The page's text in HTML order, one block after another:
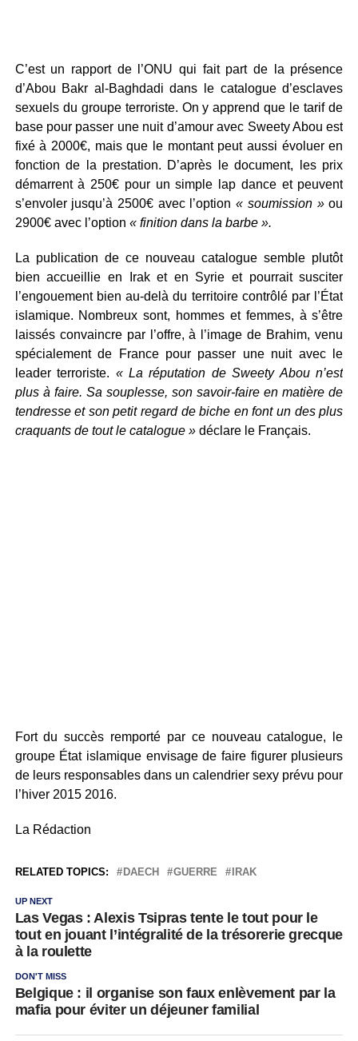
C’est un rapport de l’ONU qui fait part de la présence
d’Abou Bakr al-Baghdadi dans le catalogue d’esclaves
sexuels du groupe terroriste. On y apprend que le tarif de
base pour passer une nuit d’amour avec Sweety Abou est
fixé à 2000€, mais que le montant peut aussi évoluer en
fonction de la prestation. D’après le document, les prix
démarrent à 250€ pour un simple lap dance et peuvent
s’envoler jusqu’à 2500€ avec l’option« soumission »ou
2900€ avec l’option « finition dans la barbe ».
La publication de ce nouveau catalogue semble plutôt
bien accueillie en Irak et en Syrie et pourrait susciter
l’engouement bien au-delà du territoire contrôlé par l’État
islamique. Nombreux sont, hommes et femmes, à s’être
laissés convaincre par l’offre, à l’image de Brahim, venu
spécialement de France pour passer une nuit avec le
leader terroriste. « La réputation de Sweety Abou n’est
plus à faire. Sa souplesse, son savoir-faire en matière de
tendresse et son petit regard de biche en font un des plus
craquants de tout le catalogue »déclare le Français.
Fort du succès remporté par ce nouveau catalogue, le
groupe État islamique envisage de faire figurer plusieurs
de leurs responsables dans un calendrier sexy prévu pour
l’hiver 2015 2016.
La Rédaction
RELATED TOPICS: DAECH GUERRE IRAK
UP NEXT
Las Vegas : Alexis Tsipras tente le tout pour le
tout en jouant l’intégralité de la trésorerie grecque
à la roulette
DON'T MISS
Belgique : il organise son faux enlèvement par la
mafia pour éviter un déjeuner familial